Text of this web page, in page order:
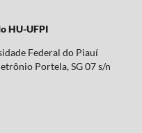
HU-UFPI
Federal do Piauí
Portela, SG 07 s/n